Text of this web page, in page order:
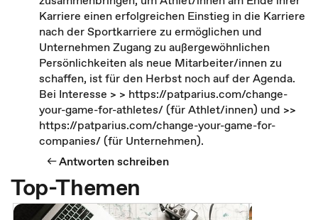
Karriere einen erfolgreichen Einstieg in die Karriere
nach der Sportkarriere zu ermöglichen und
Unternehmen Zugang zu außergewöhnlichen
Persönlichkeiten als neue Mitarbeiter/innen zu
schaffen, ist für den Herbst noch auf der Agenda.
Bei Interesse > > https://patparius.com/change-
your-game-for-athletes/ (für Athlet/innen) und >>
https://patparius.com/change-your-game-for-
companies/ (für Unternehmen).
Antworten schreiben
Top-Themen